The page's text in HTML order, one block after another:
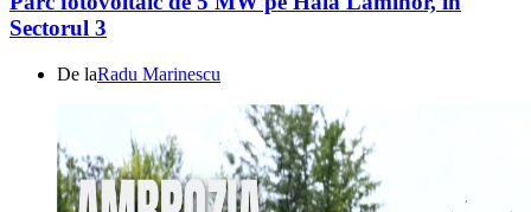
Sectorul 3
De laRadu Marinescu